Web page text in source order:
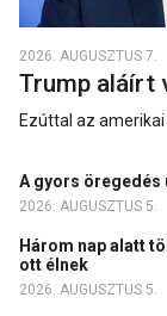
2026. AUGUSZTUS 7.
Trump aláírt
Ezúttal az
A gyors
2026. AUGUSZTUS 5.
Három nap alatt
ott élnek
2026. AUGUSZTUS 5.